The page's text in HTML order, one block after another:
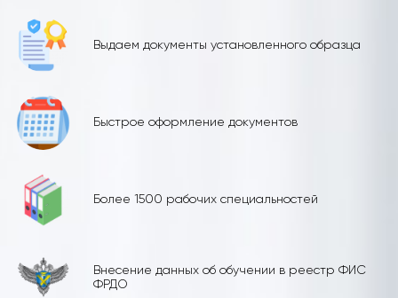
Выдаем документы установленного образца
Быстрое оформление документов
Более 1500 рабочих специальностей
Внесение данных об обучении в реестр ФИС
ФРДО